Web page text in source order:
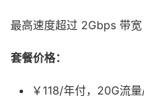
最高速度超过 2Gbps 带宽
套餐价格：
￥118/年付，20G流量/